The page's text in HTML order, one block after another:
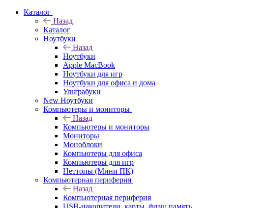
Каталог
Назад
Каталог
Ноутбуки
Назад
Ноутбуки
Apple MacBook
Ноутбуки для игр
Ноутбуки для офиса и дома
Ультрабуки
New Ноутбуки
Компьютеры и мониторы
Назад
Компьютеры и мониторы
Мониторы
Моноблоки
Компьютеры для офиса
Компьютеры для игр
Неттопы (Мини ПК)
Компьютерная периферия
Назад
Компьютерная периферия
USB-накопители, карты, флэш память